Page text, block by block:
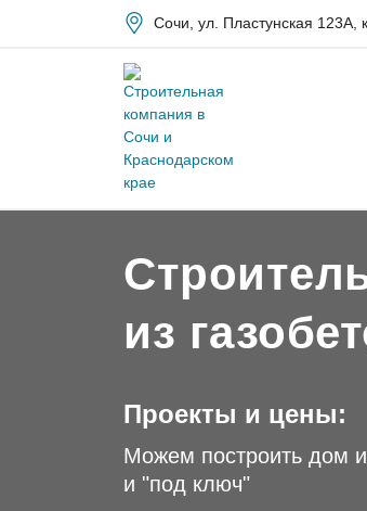
Сочи, ул. Пластунская 123А,
Главная
из
Проекты и цены:
Можем построить дом
и "под ключ"